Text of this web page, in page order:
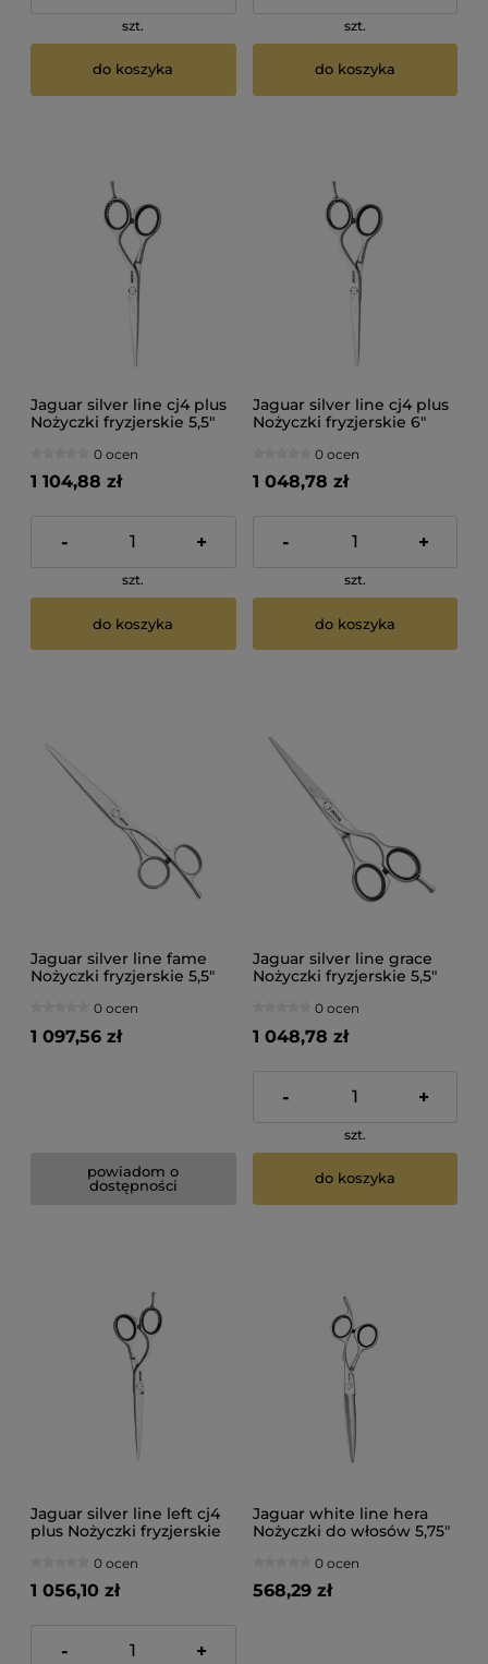
szt.
do koszyka
szt.
do koszyka
Jaguar silver line cj4 plus
Nożyczki fryzjerskie 5,5"
0 ocen
1 104,88 zł
- +
szt.
do koszyka
Jaguar silver line cj4 plus
Nożyczki fryzjerskie 6"
0 ocen
1 048,78 zł
- +
szt.
do koszyka
Jaguar silver line fame
Nożyczki fryzjerskie 5,5"
0 ocen
1 097,56 zł
powiadom o
dostępności
Jaguar silver line grace
Nożyczki fryzjerskie 5,5"
0 ocen
1 048,78 zł
- +
szt.
do koszyka
Jaguar silver line left cj4
plus Nożyczki fryzjerskie
0 ocen
1 056,10 zł
- +
Jaguar white line hera
Nożyczki do włosów 5,75"
0 ocen
568,29 zł